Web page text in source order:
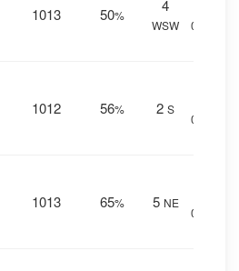
1013 50%
4
WSW
0 mm.
1012 56% 2 S
0 mm.
1013 65% 5 NE
0 mm.